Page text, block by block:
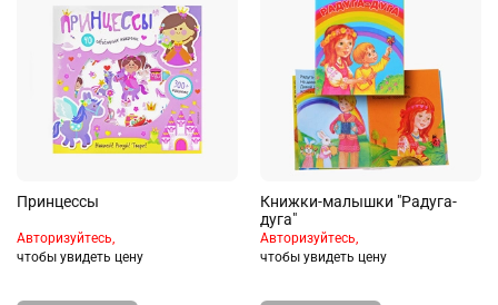
Принцессы
Авторизуйтесь,
чтобы увидеть цену
Книжки-малышки "Радуга-
дуга"
Авторизуйтесь,
чтобы увидеть цену